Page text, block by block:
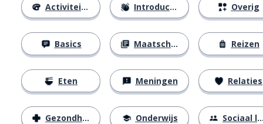
Activiteiten
Basics
Eten
Gezondheid
Introducties
Maatschappij
Meningen
Onderwijs
Overig
Reizen
Relaties
Sociaal leven